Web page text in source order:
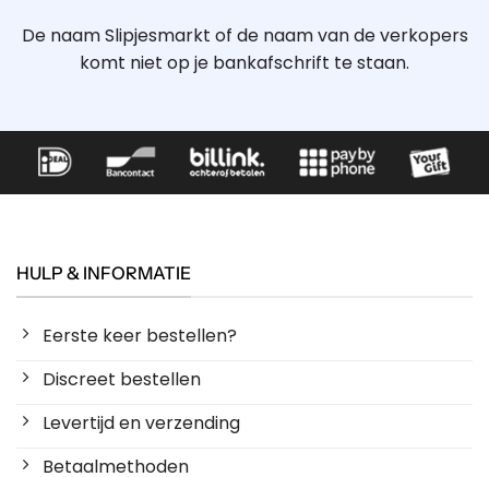
De naam Slipjesmarkt of de naam van de verkopers
komt niet op je bankafschrift te staan.
HULP & INFORMATIE
Eerste keer bestellen?
Discreet bestellen
Levertijd en verzending
Betaalmethoden